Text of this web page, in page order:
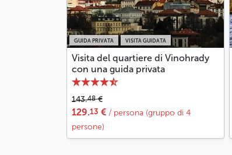
GUIDA PRIVATA VISITA GUIDATA
Visita del quartiere di Vinohrady
con una guida privata
143.48€
129.13 € / persona (gruppo di 4
persone)